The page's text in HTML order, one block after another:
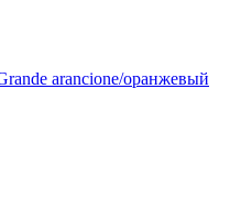
arancione/оранжевый